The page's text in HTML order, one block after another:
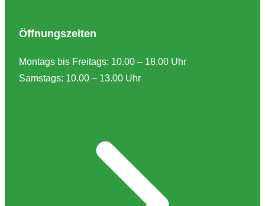
Öffnungszeiten
Montags bis Freitags: 10.00 – 18.00 Uhr
Samstags: 10.00 – 13.00 Uhr